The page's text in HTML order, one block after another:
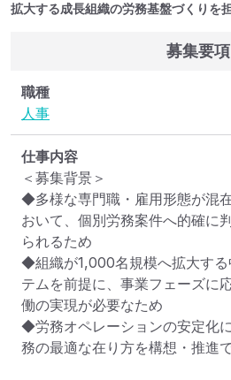
拡大する成長組織の労務基盤づくりを担
募集要項
職種
人事
仕事内容
＜募集背景＞
◆多様な専門職・雇用形態が混
おいて、個別労務案件へ的確に
られるため
◆組織が1,000名規模へ拡大する
テムを前提に、事業フェーズに
働の実現が必要なため
◆労務オペレーションの安定化
務の最適な在り方を構想・推進